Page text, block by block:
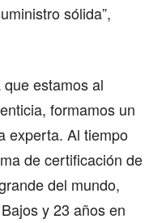
sólida”,
estamos al
formamos un
experta. Al tiempo
de certificación de
del mundo,
y 23 años en